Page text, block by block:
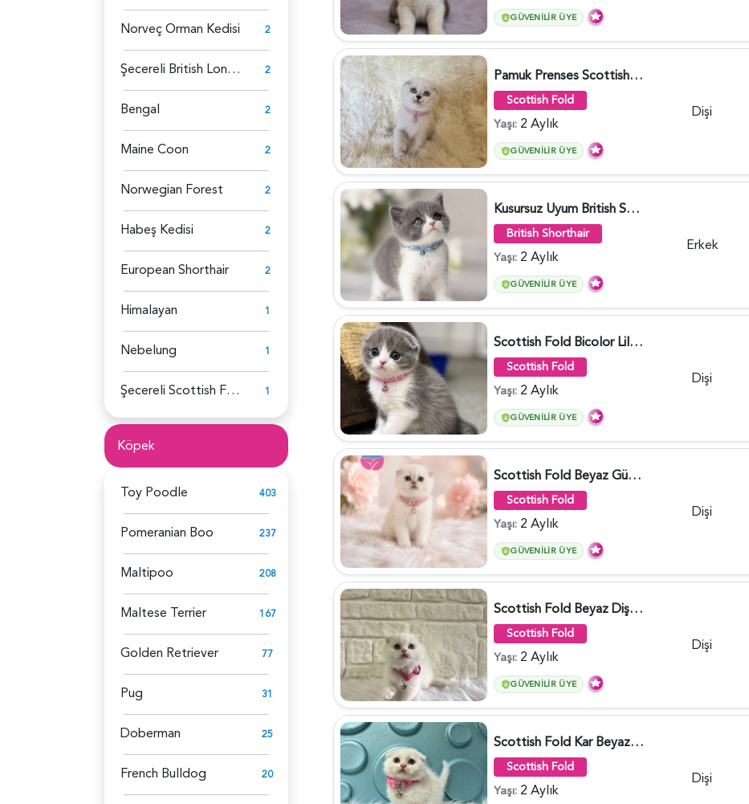
Norveç Orman Kedisi 2
Şecereli British Longhair 2
Bengal 2
Maine Coon 2
Norwegian Forest 2
Habeş Kedisi 2
European Shorthair 2
Himalayan 1
Nebelung 1
Şecereli Scottish Fold 1
Köpek
Toy Poodle 403
Pomeranian Boo 237
Maltipoo 208
Maltese Terrier 167
Golden Retriever 77
Pug 31
Doberman 25
French Bulldog 20
GÜVENILIR ÜYE
Pamuk Prenses Scottish Fold Maviş Yavrumuz - 6009
Scottish Fold
Yaşı: 2 Aylık
GÜVENILIR ÜYE
Dişi
Kusursuz Uyum British Shorthair Bi Color Erkek - 6011
British Shorthair
Yaşı: 2 Aylık
GÜVENILIR ÜYE
Erkek
Scottish Fold Bicolor Lilac Dişi - 6014
Scottish Fold
Yaşı: 2 Aylık
GÜVENILIR ÜYE
Dişi
Scottish Fold Beyaz Güzellik 2 Aylık - 4690
Scottish Fold
Yaşı: 2 Aylık
GÜVENILIR ÜYE
Dişi
Scottish Fold Beyaz Dişi Baby Face 2 Aylık - 3704
Scottish Fold
Yaşı: 2 Aylık
GÜVENILIR ÜYE
Dişi
Scottish Fold Kar Beyazı Dişi 2 Aylık - 2980
Scottish Fold
Yaşı: 2 Aylık
Dişi